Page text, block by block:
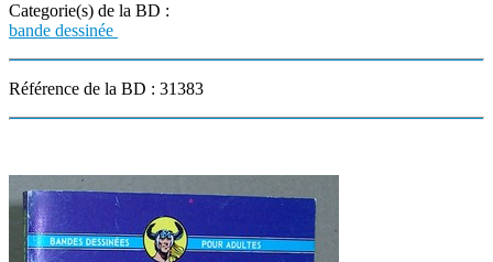
Categorie(s) de la BD :
bande dessinée
Référence de la BD : 31383